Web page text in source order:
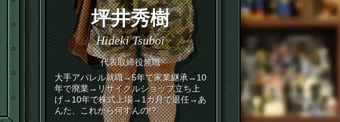
坪井秀樹
Hideki Tsuboi
代表取締役無職
大手アパレル就職→5年で家業継承→10
年で廃業→リサイクルショップ立ち上
げ→10年で株式上場→1カ月で退任→あ
んた、これから何すんの!?